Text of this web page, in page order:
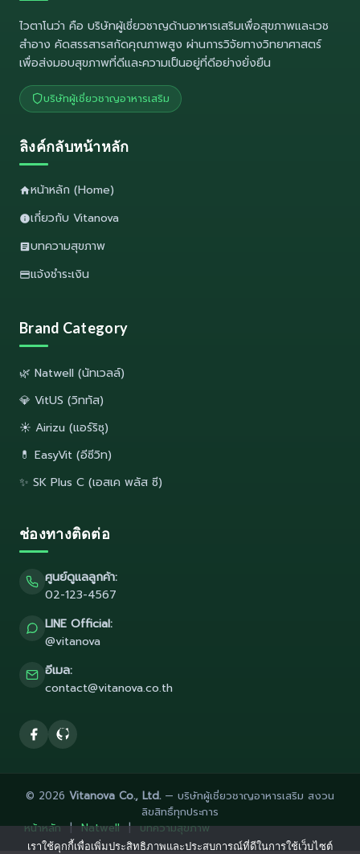
ไวตาโนว่า คือ บริษัทผู้เชี่ยวชาญด้านอาหารเสริมเพื่อสุขภาพและเวช
สำอาง คัดสรรสารสกัดคุณภาพสูง ผ่านการวิจัยทางวิทยาศาสตร์
เพื่อส่งมอบสุขภาพที่ดีและความเป็นอยู่ที่ดีอย่างยั่งยืน
บริษัทผู้เชี่ยวชาญอาหารเสริม
ลิงค์กลับหน้าหลัก
หน้าหลัก (Home)
เกี่ยวกับ Vitanova
บทความสุขภาพ
แจ้งชำระเงิน
Brand Category
🌿 Natwell (นัทเวลล์)
💎 VitUS (วิททัส)
☀️ Airizu (แอร์ริซุ)
💊 EasyVit (อีซีวิท)
✨ SK Plus C (เอสเค พลัส ซี)
ช่องทางติดต่อ
ศูนย์ดูแลลูกค้า:
02-123-4567
LINE Official:
@vitanova
อีเมล:
contact@vitanova.co.th
© 2026 Vitanova Co., Ltd.— บริษัทผู้เชี่ยวชาญอาหารเสริม สงวน
ลิขสิทธิ์ทุกประการ
หน้าหลัก | Natwell | บทความสุขภาพ
เราใช้คุกกี้เพื่อเพิ่มประสิทธิภาพและประสบการณ์ที่ดีในการใช้เว็บไซต์